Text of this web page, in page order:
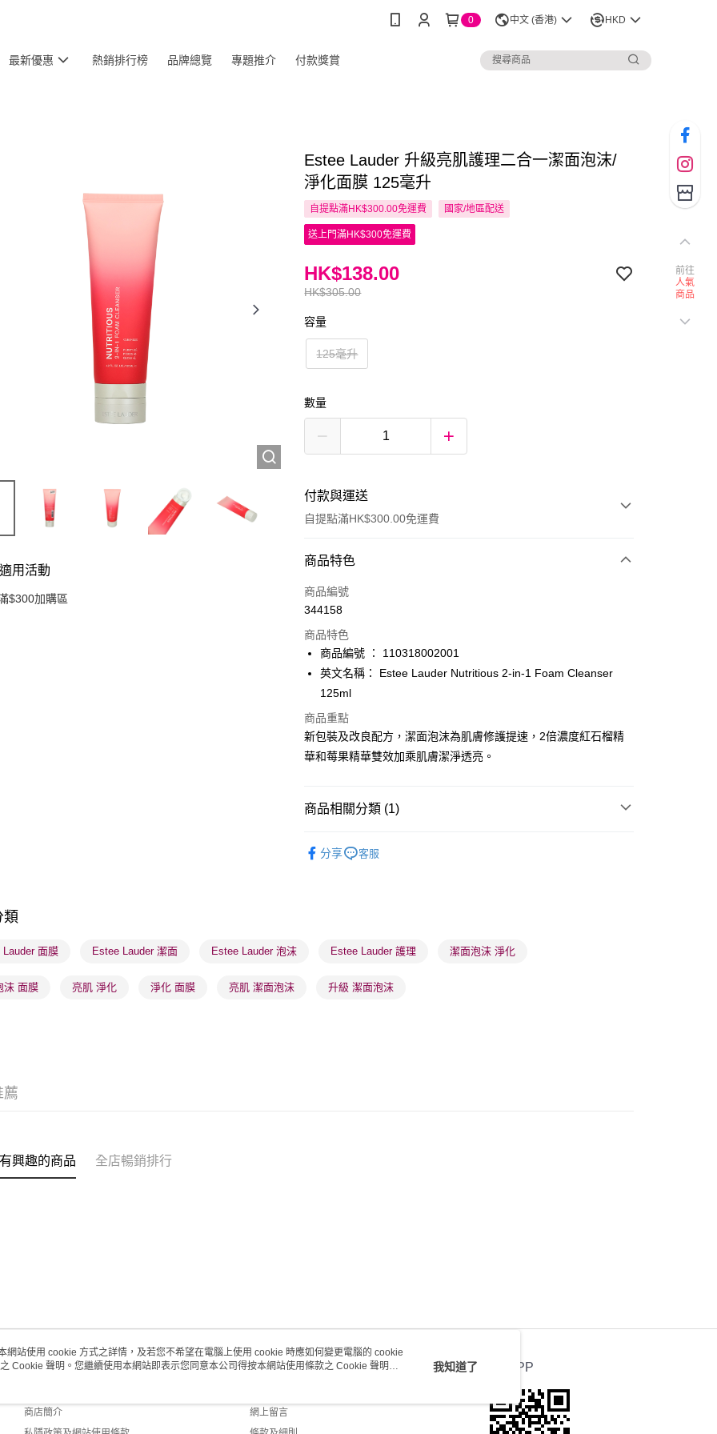
0 中文 (香港) HKD
最新優惠 熱銷排行榜 品牌總覽 專題推介 付款獎賞
用活動
$300加購區
Estee Lauder 升級亮肌護理二合一潔面泡沫/
淨化面膜 125毫升
自提點滿HK$300.00免運費 國家/地區配送
送上門滿HK$300免運費
HK$305.00
HK$138.00
容量
125毫升
數量
付款與運送
自提點滿HK$300.00免運費
付款方式
信用卡
AlipayHK
PayMe
BoC Pay
順豐自助櫃 - 確認發貨後1-3個工作天送達
(香港門市) 只顯示可選門市。確認發貨後2-5個工作天到店，3天內
商品特色
商品編號
344158
商品特色
商品編號 ： 110318002001
英文名稱： Estee Lauder Nutritious 2-in-1 Foam Cleanser
125ml
商品重點
新包裝及改良配方，潔面泡沫為肌膚修護提速，2倍濃度紅石榴精
華和莓果精華雙效加乘肌膚潔淨透亮。
商品相關分類 (1)
分享
客服
類
Lauder 面膜 Estee Lauder 潔面 Estee Lauder 泡沫 Estee Lauder 護理 潔面泡沫 淨化
沫 面膜 亮肌 淨化 淨化 面膜 亮肌 潔面泡沫 升級 潔面泡沫
薦
興趣的商品 全店暢銷排行
關於我們
商店簡介
客戶服務
網上留言
官方APP
前往
人氣
商品
網站使用 cookie 方式之詳情，及若您不希望在電腦上使用 cookie 時應如何變更電腦的 cookie
之 Cookie 聲明。您繼續使用本網站即表示您同意本公司得按本網站使用條款之 Cookie 聲明使
我知道了